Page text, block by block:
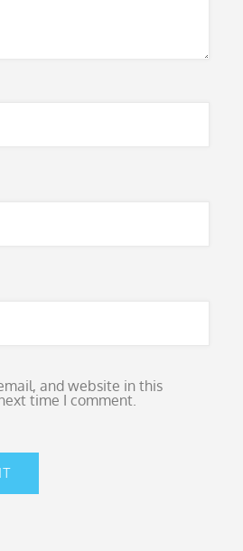
and website in this
time I comment.